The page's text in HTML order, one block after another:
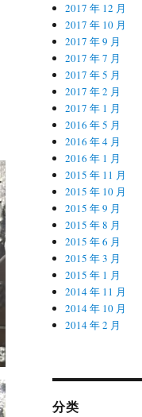
2017 年 12 月
2017 年 10 月
2017 年 9 月
2017 年 7 月
2017 年 5 月
2017 年 2 月
2017 年 1 月
2016 年 5 月
2016 年 4 月
2016 年 1 月
2015 年 11 月
2015 年 10 月
2015 年 9 月
2015 年 8 月
2015 年 6 月
2015 年 3 月
2015 年 1 月
2014 年 11 月
2014 年 10 月
2014 年 2 月
分类